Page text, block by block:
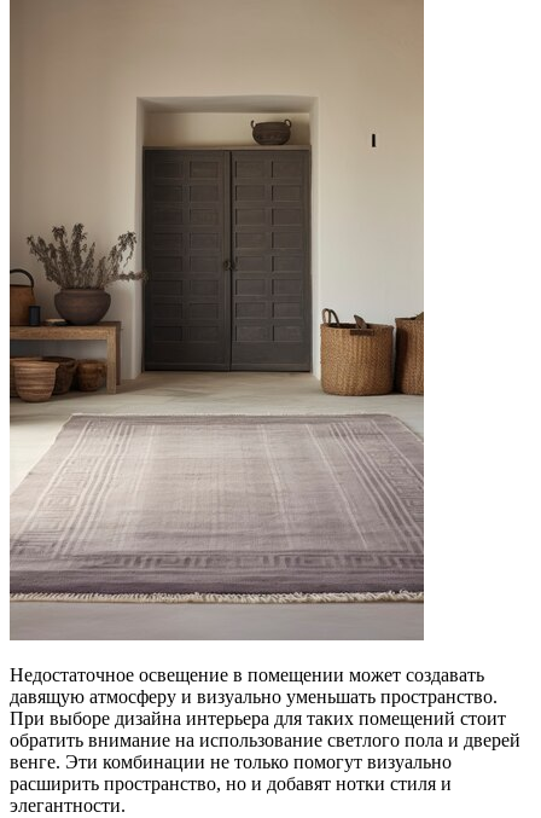
Недостаточное освещение в помещении может создавать
давящую атмосферу и визуально уменьшать пространство.
При выборе дизайна интерьера для таких помещений стоит
обратить внимание на использование светлого пола и дверей
венге. Эти комбинации не только помогут визуально
расширить пространство, но и добавят нотки стиля и
элегантности.